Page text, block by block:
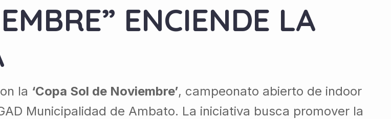
ENCIENDE LA
la ‘Copa Sol de Noviembre’, campeonato abierto de indoor
Municipalidad de Ambato. La iniciativa busca promover la